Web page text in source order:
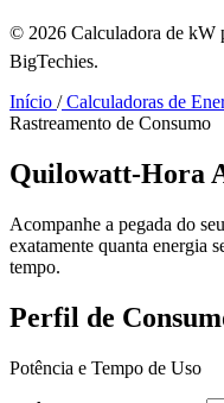
© 2026 Calculadora de kW
BigTechies.
Início /Calculadoras de
Rastreamento de Consumo
Quilowatt-Hora
Acompanhe a pegada do
exatamente quanta energia
tempo.
Perfil de
Potência e Tempo de Uso